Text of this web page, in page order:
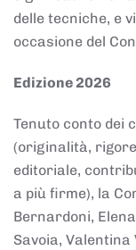
delle tecniche, e
occasione del
Edizione 2026
Tenuto conto dei
(originalità,
editoriale,
a più firme), la
Bernardoni,
Savoia,